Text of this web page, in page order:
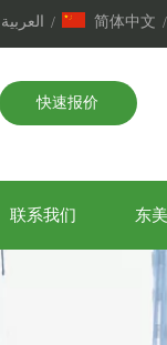
العربية / 简体中文 /
快速报价
联系我们 东